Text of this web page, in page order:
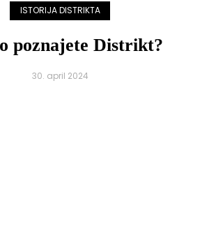
ISTORIJA DISTRIKTA
poznajete Distrikt?
30. april 2024